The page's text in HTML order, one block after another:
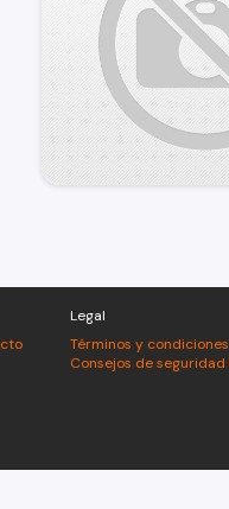
Legal
Términos y condiciones
Consejos de seguridad